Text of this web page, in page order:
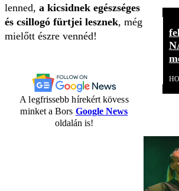
lenned, a kicsidnek egészséges
és csillogó fürtjei lesznek, még
mielőtt észre vennéd!
A legfrissebb hírekért kövess
minket a Bors Google News
oldalán is!